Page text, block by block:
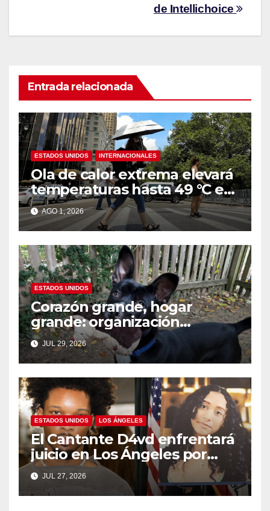
de Intellichoice
Entrada relacionada
ESTADOS UNIDOS INTERNACIONALES
Ola de calor extrema elevará
temperaturas hasta 49 °C en
amplias zonas de Estados
Unidos
AGO 1, 2026
ESTADOS UNIDOS
Corazón grande, hogar
grande: organización
nacional busca familias
temporales para perros
grandes en el Día Nacional
del Perro Mestizo
JUL 29, 2026
ESTADOS UNIDOS LOS ÁNGELES
El Cantante D4vd enfrentará
juicio en Los Ángeles por
asesinato de adolescente
salvadoreña
JUL 27, 2026